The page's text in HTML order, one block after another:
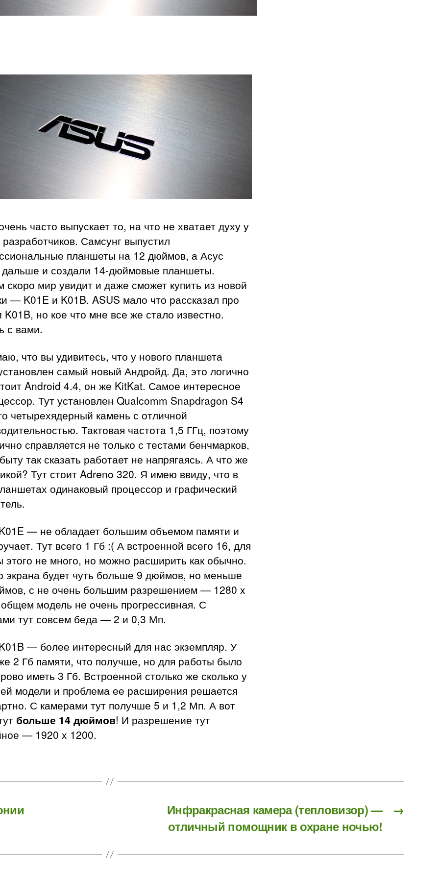
часто выпускает то, на что не хватает духу у
разработчиков. Самсунг выпустил
планшеты на 12 дюймов, а Асус
и создали 14-дюймовые планшеты.
скоро мир увидит и даже сможет купить из новой
— K01E и K01B. ASUS мало что рассказал про
K01B, но кое что мне все же стало известно.
с вами.
что вы удивитесь, что у нового планшета
самый новый Андройд. Да, это логично
Android 4.4, он же KitKat. Самое интересное
Тут установлен Qualcomm Snapdragon S4
четырехядерный камень с отличной
Тактовая частота 1,5 ГГц, поэтому
справляется не только с тестами бенчмарков,
так сказать работает не напрягаясь. А что же
Тут стоит Adreno 320. Я имею ввиду, что в
одинаковый процессор и графический
— не обладает большим объемом памяти и
Тут всего 1 Гб :( А встроенной всего 16, для
этого не много, но можно расширить как обычно.
экрана будет чуть больше 9 дюймов, но меньше
с не очень большим разрешением — 1280 x
модель не очень прогрессивная. С
тут совсем беда — 2 и 0,3 Мп.
— более интересный для нас экземпляр. У
2 Гб памяти, что получше, но для работы было
иметь 3 Гб. Встроенной столько же сколько у
модели и проблема ее расширения решается
С камерами тут получше 5 и 1,2 Мп. А вот
больше 14 дюймов! И разрешение тут
— 1920 x 1200.
→
Инфракрасная камера (тепловизор) —
отличный помощник в охране ночью!